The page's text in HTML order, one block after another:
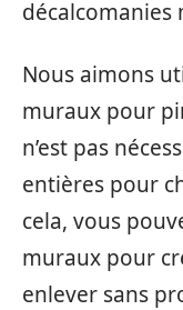
décalcomanies
Nous aimons
muraux pour
n’est pas
entières pour
cela, vous
muraux pour
enlever sans